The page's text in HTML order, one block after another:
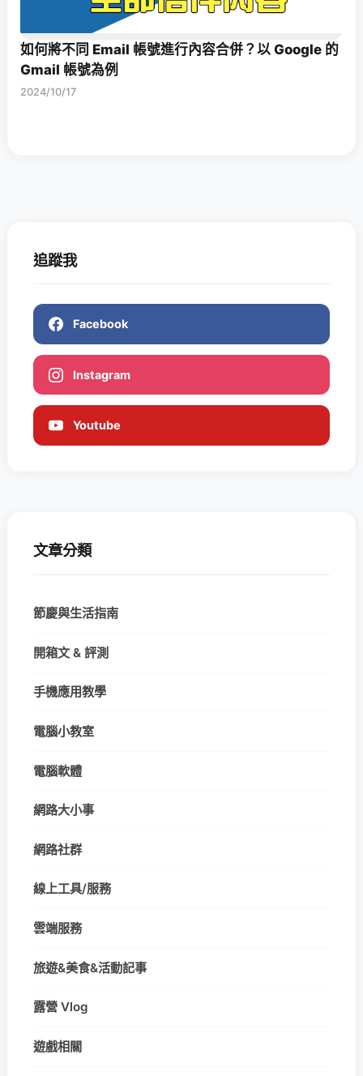
如何將不同 Email 帳號進行內容合併？以 Google 的
Gmail 帳號為例
2024/10/17
追蹤我
Facebook
Instagram
Youtube
文章分類
節慶與生活指南
開箱文 & 評測
手機應用教學
電腦小教室
電腦軟體
網路大小事
網路社群
線上工具/服務
雲端服務
旅遊&美食&活動記事
露營 Vlog
遊戲相關